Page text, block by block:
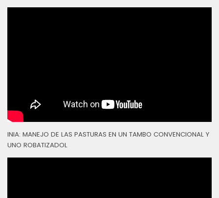
INIA: MANEJO DE LAS PASTURAS EN UN TAMBO CONVENCIONAL Y
UNO ROBATIZADOL